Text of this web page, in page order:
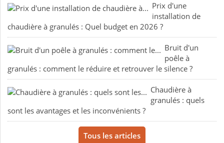
Prix d'une
installation de
chaudière à granulés : Quel budget en 2026 ?
Bruit d'un
poêle à
granulés : comment le réduire et retrouver le silence ?
Chaudière à
granulés : quels
sont les avantages et les inconvénients ?
Tous les articles